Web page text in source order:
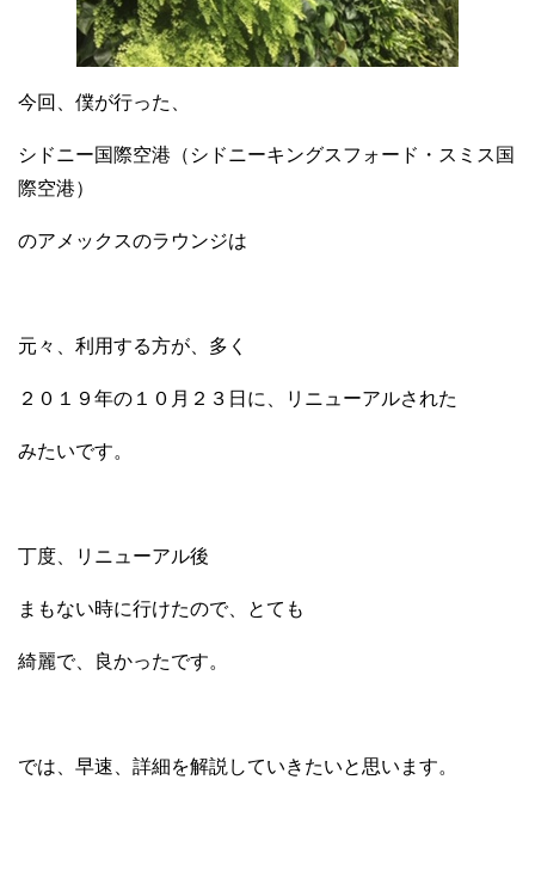
今回、僕が行った、
シドニー国際空港（シドニーキングスフォード・スミス国
際空港）
のアメックスのラウンジは
元々、利用する方が、多く
２０１９年の１０月２３日に、リニューアルされた
みたいです。
丁度、リニューアル後
まもない時に行けたので、とても
綺麗で、良かったです。
では、早速、詳細を解説していきたいと思います。